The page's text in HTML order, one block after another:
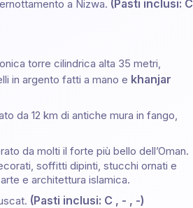
a Nizwa. (Pasti inclusi: C
torre cilindrica alta 35 metri,
in argento fatti a mano e khanjar
da 12 km di antiche mura in fango,
da molti il forte più bello dell’Oman.
soffitti dipinti, stucchi ornati e
e architettura islamica.
(Pasti inclusi: C , - , -)